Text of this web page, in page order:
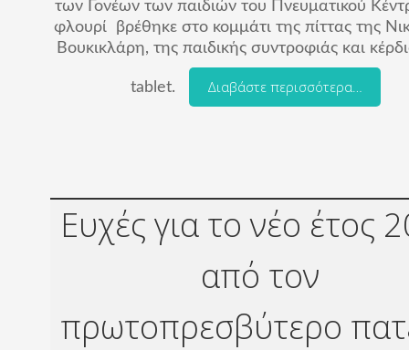
των Γονέων των παιδιών του Πνευματικού
φλουρί βρέθηκε στο κομμάτι της πίττας της
Βουκικλάρη, της παιδικής συντροφιάς και
tablet. Διαβάστε περισσότερα…
Ευχές για το νέο έτος
από τον
πρωτοπρεσβύτερο